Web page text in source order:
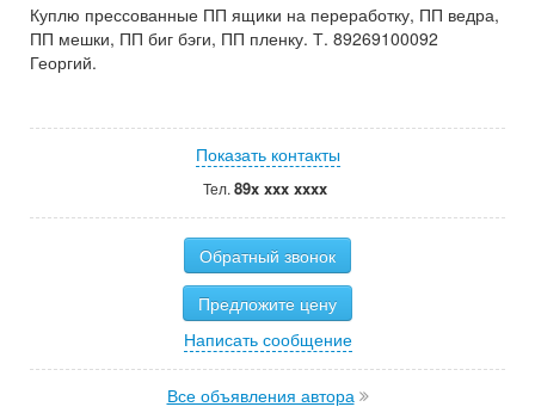
Куплю прессованные ПП ящики на переработку, ПП ведра,
ПП мешки, ПП биг бэги, ПП пленку. Т. 89269100092
Георгий.
Показать контакты
Тел. 89x xxx xxxx
Обратный звонок
Предложите цену
Написать сообщение
Все объявления автора